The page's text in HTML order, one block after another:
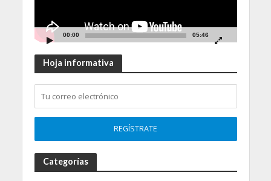
00:00 05:46
Hoja informativa
Categorías